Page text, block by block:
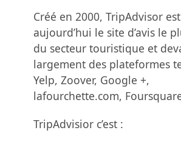
Créé en 2000, TripAdvisor est
aujourd’hui le site d’avis le
du secteur touristique et
largement des plateformes
Yelp, Zoover, Google +,
lafourchette.com,
TripAdvisior c’est :